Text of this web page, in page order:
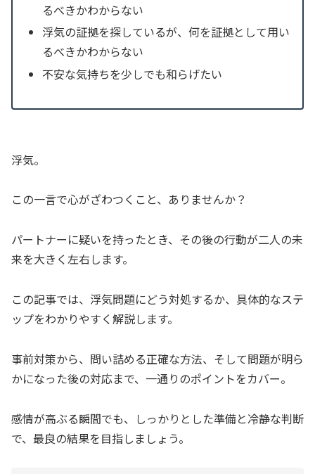
るべきかわからない
浮気の証拠を探しているが、何を証拠として用い
るべきかわからない
不安な気持ちを少しでも和らげたい
浮気。
この一言で心がざわつくこと、ありませんか？
パートナーに疑いを持ったとき、その後の行動が二人の未
来を大きく左右します。
この記事では、浮気問題にどう対処するか、具体的なステ
ップをわかりやすく解説します。
事前対策から、問い詰める正確な方法、そして問題が明ら
かになった後の対応まで、一通りのポイントをカバー。
感情が高ぶる瞬間でも、しっかりとした準備と冷静な判断
で、最良の結果を目指しましょう。